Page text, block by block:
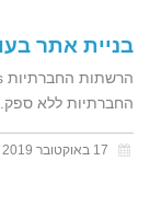
בניית אתר
החברתיות ללא